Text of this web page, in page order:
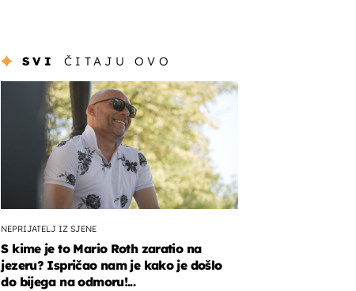
SVI ČITAJU OVO
NEPRIJATELJ IZ SJENE
S kime je to Mario Roth zaratio na
jezeru? Ispričao nam je kako je došlo
do bijega na odmoru!...